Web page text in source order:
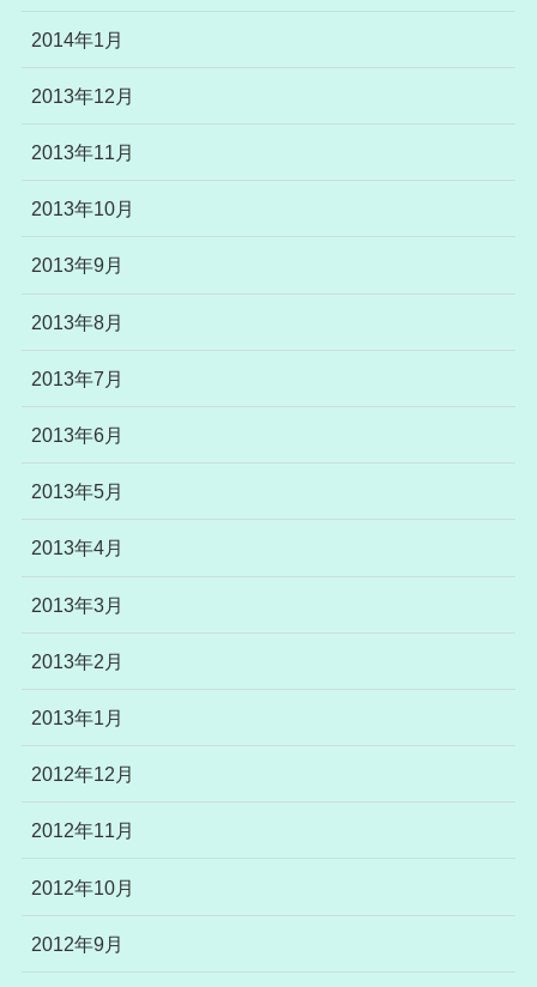
2014年1月
2013年12月
2013年11月
2013年10月
2013年9月
2013年8月
2013年7月
2013年6月
2013年5月
2013年4月
2013年3月
2013年2月
2013年1月
2012年12月
2012年11月
2012年10月
2012年9月